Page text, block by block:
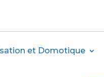
et Domotique